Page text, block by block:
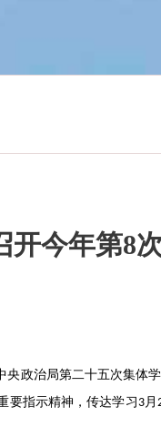
开今年第8
政治局第二十五次集体
要指示精神，传达学习 3月